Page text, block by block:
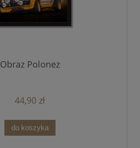
Obraz Polonez
44,90 zł
do koszyka